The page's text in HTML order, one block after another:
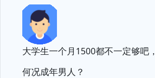
大学生一个月1500都不一定够吧，
何况成年男人？